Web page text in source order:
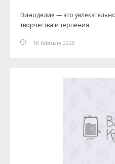
Виноделие — это
творчества и терпения.
18 February 2025